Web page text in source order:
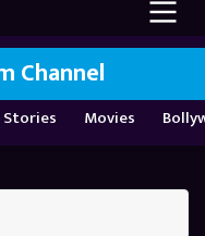
Channel
Stories Movies